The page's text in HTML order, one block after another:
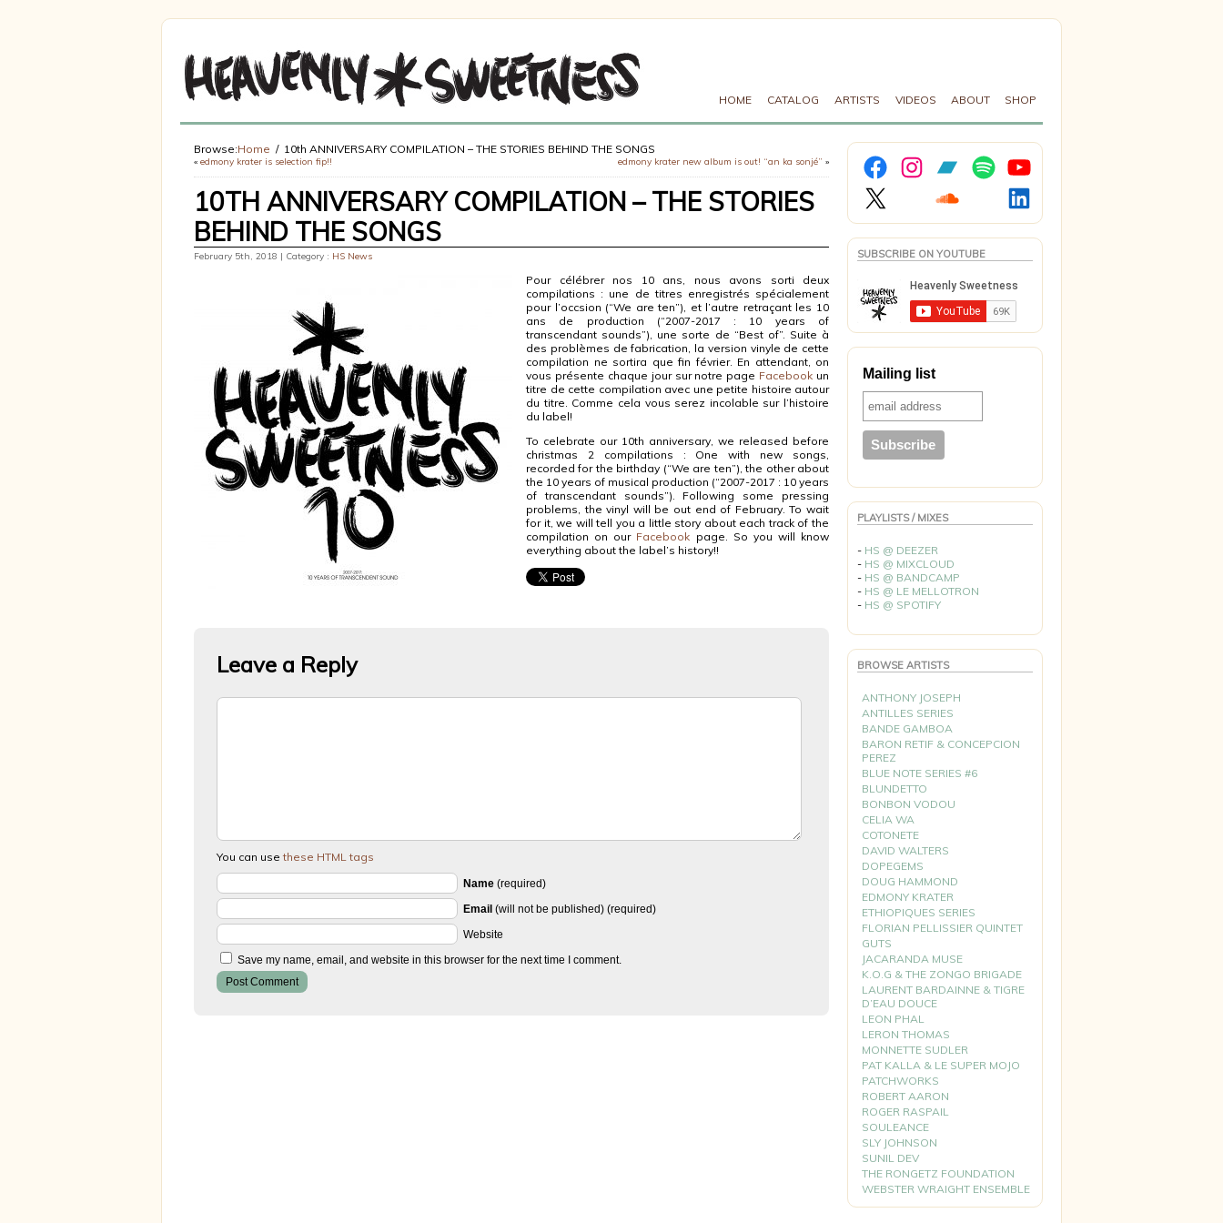
HOME CATALOG ARTISTS VIDEOS ABOUT SHOP
Browse:Home 10th ANNIVERSARY COMPILATION – THE STORIES BEHIND THE SONGS
« edmony krater is selection fip!! edmony krater new album is out! “an ka sonjé” »
10TH ANNIVERSARY COMPILATION – THE STORIES
BEHIND THE SONGS
February 5th, 2018 | Category : HS News
Pour célébrer nos 10 ans, nous avons sorti deux
compilations : une de titres enregistrés spécialement
pour l’occsion (“We are ten”), et l’autre retraçant les 10
ans de production (“2007-2017 : 10 years of
transcendant sounds”), une sorte de “Best of”. Suite à
des problèmes de fabrication, la version vinyle de cette
compilation ne sortira que fin février. En attendant, on
vous présente chaque jour sur notre page Facebook un
titre de cette compilation avec une petite histoire autour
du titre. Comme cela vous serez incolable sur l’histoire
du label!
To celebrate our 10th anniversary, we released before
christmas 2 compilations : One with new songs,
recorded for the birthday (“We are ten”), the other about
the 10 years of musical production (“2007-2017 : 10 years
of transcendant sounds”). Following some pressing
problems, the vinyl will be out end of February. To wait
for it, we will tell you a little story about each track of the
compilation on our Facebook page. So you will know
everything about the label’s history!!
Leave a Reply
You can usethese HTML tags
Name (required)
Email (will not be published) (required)
Website
Save my name, email, and website in this browser for the next time I comment.
YouTube
X
SUBSCRIBE ON YOUTUBE
Mailing list
PLAYLISTS / MIXES
- HS @ DEEZER
- HS @ MIXCLOUD
- HS @ BANDCAMP
- HS @ LE MELLOTRON
- HS @ SPOTIFY
BROWSE ARTISTS
ANTHONY JOSEPH
ANTILLES SERIES
BANDE GAMBOA
BARON RETIF & CONCEPCION
PEREZ
BLUE NOTE SERIES #6
BLUNDETTO
BONBON VODOU
CELIA WA
COTONETE
DAVID WALTERS
DOPEGEMS
DOUG HAMMOND
EDMONY KRATER
ETHIOPIQUES SERIES
FLORIAN PELLISSIER QUINTET
GUTS
JACARANDA MUSE
K.O.G & THE ZONGO BRIGADE
LAURENT BARDAINNE & TIGRE
D’EAU DOUCE
LEON PHAL
LERON THOMAS
MONNETTE SUDLER
PAT KALLA & LE SUPER MOJO
PATCHWORKS
ROBERT AARON
ROGER RASPAIL
SOULEANCE
SLY JOHNSON
SUNIL DEV
THE RONGETZ FOUNDATION
WEBSTER WRAIGHT ENSEMBLE